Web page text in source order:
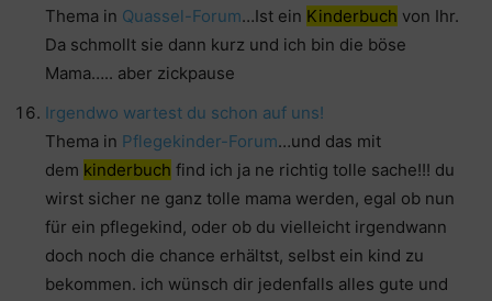
Thema in Quassel-Forum…Ist ein Kinderbuch von Ihr.
Da schmollt sie dann kurz und ich bin die böse
Mama….. aber zickpause
Irgendwo wartest du schon auf uns!
Thema in Pflegekinder-Forum…und das mit
dem kinderbuch find ich ja ne richtig tolle sache!!! du
wirst sicher ne ganz tolle mama werden, egal ob nun
für ein pflegekind, oder ob du vielleicht irgendwann
doch noch die chance erhältst, selbst ein kind zu
bekommen. ich wünsch dir jedenfalls alles gute und